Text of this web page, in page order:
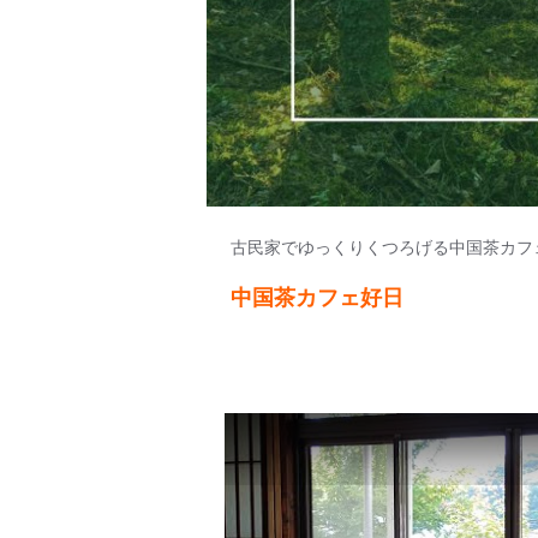
古民家でゆっくりくつろげる中国茶カフ
中国茶カフェ好日